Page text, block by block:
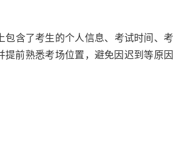
含了考生的个人信息、考试时间、考
前熟悉考场位置，避免因迟到等原因